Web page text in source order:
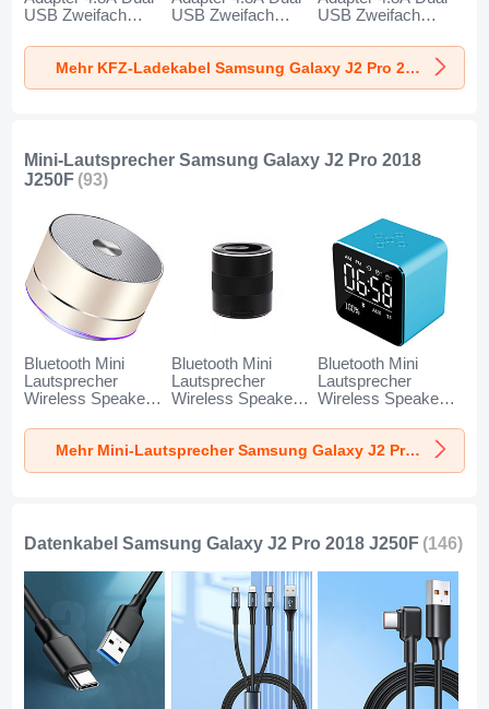
USB Zweifach
Charge Universal
K10 für Samsung
Galaxy J2 Pro
USB Zweifach
Charge Universal
K07 für Samsung
Galaxy J2 Pro
USB Zweifach
Charge Universal
K08 für Samsung
Galaxy J2 Pro
Mehr KFZ-Ladekabel Samsung Galaxy J2 Pro 2018 J250F
Mini-Lautsprecher Samsung Galaxy J2 Pro 2018
J250F (93)
Bluetooth Mini
Lautsprecher
Wireless Speaker
Samsung Galaxy
J2 Pro 2018 J250F
Gold
Bluetooth Mini
Lautsprecher
Wireless Speaker
Samsung Galaxy
J2 Pro 2018 J250F
Schwarz
Bluetooth Mini
Lautsprecher
Wireless Speaker
Samsung Galaxy
J2 Pro 2018 J250F
Blau
Mehr Mini-Lautsprecher Samsung Galaxy J2 Pro 2018 J250F
Datenkabel Samsung Galaxy J2 Pro 2018 J250F (146)